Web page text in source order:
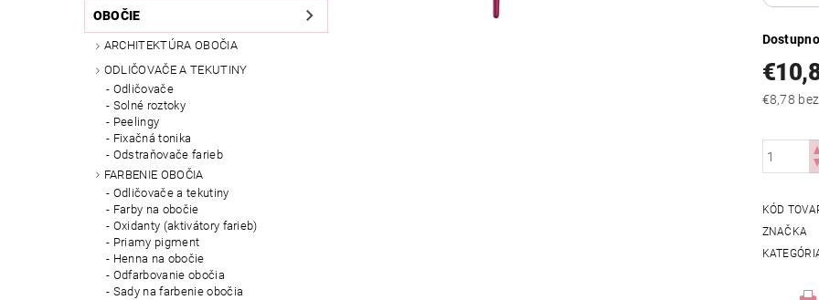
OBOČIE
ARCHITEKTÚRA OBOČIA
ODLIČOVAČE A TEKUTINY
Odličovače
Solné roztoky
Peelingy
Fixačná tonika
Odstraňovače farieb
FARBENIE OBOČIA
Odličovače a tekutiny
Farby na obočie
Oxidanty (aktivátory farieb)
Priamy pigment
Henna na obočie
Odfarbovanie obočia
Sady na farbenie obočia
KÓD
ZNAČKA